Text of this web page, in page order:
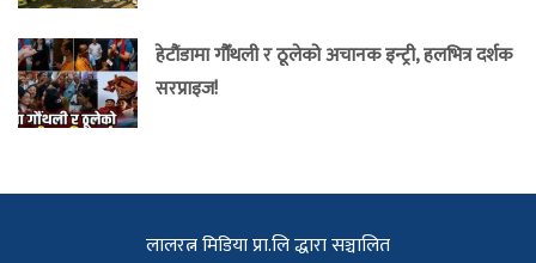
हेटौंडामा गौँथली र ठूलेको अचानक इन्ट्री, हलभित्र दर्शक
सरप्राइज!
लालरत्न मिडिया प्रा.लि द्धारा सञ्चालित